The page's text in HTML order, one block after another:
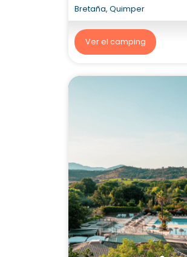
Bretaña, Quimper
Ver el camping